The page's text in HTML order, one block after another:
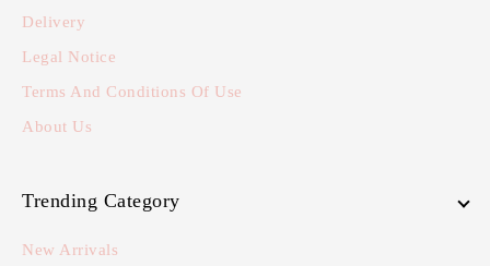
Delivery
Legal Notice
Terms And Conditions Of Use
About Us
Trending Category
New Arrivals